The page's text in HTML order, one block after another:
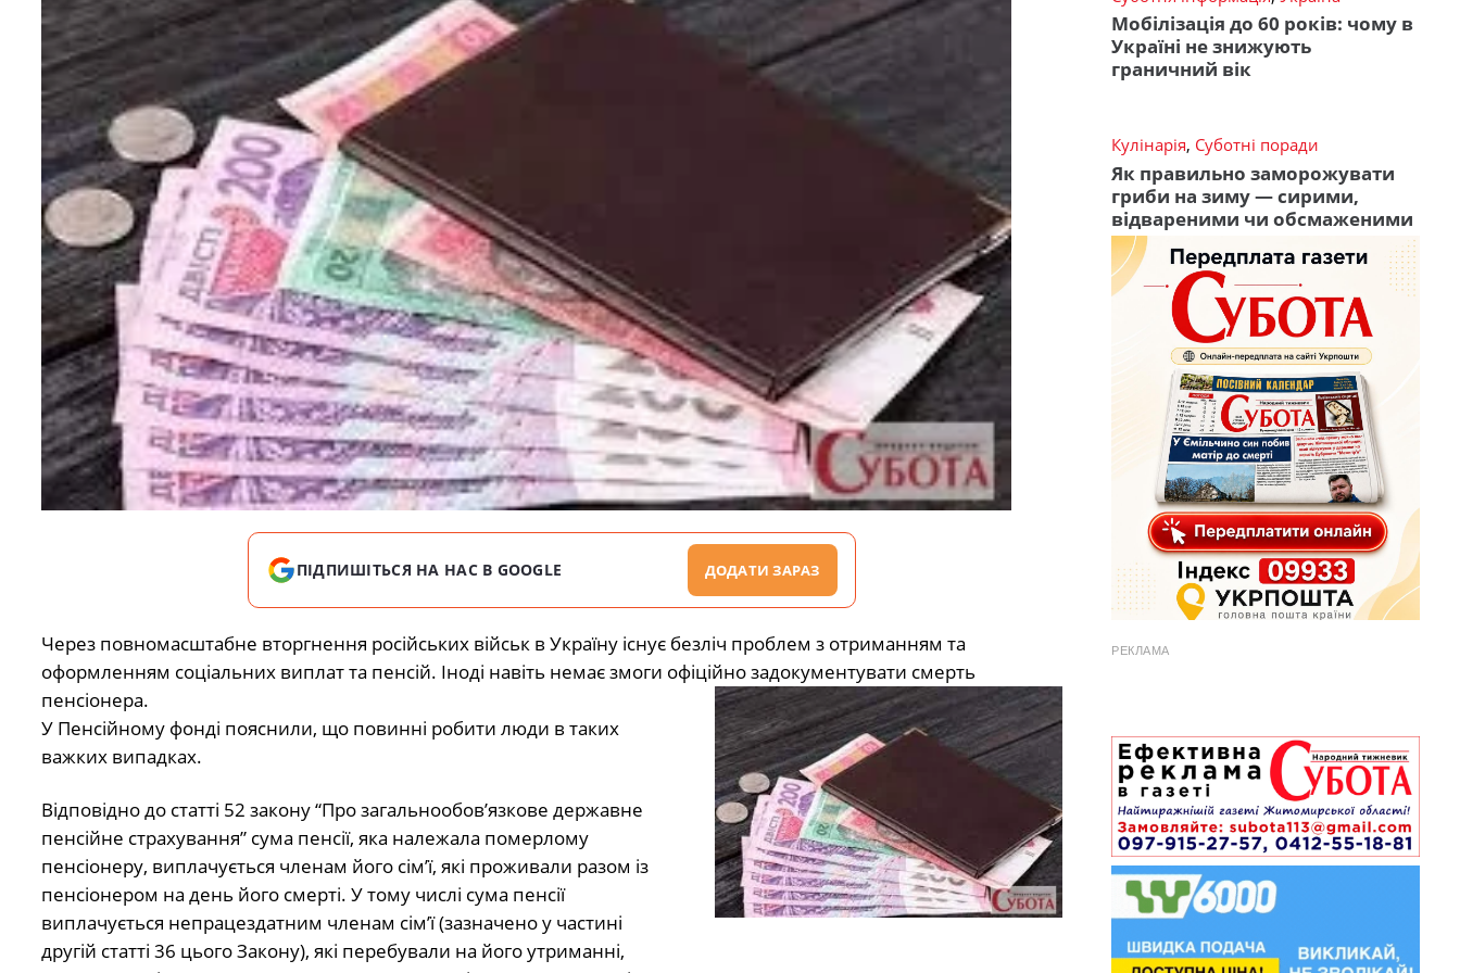
ПІДПИШІТЬСЯ НА НАС В GOOGLE ДОДАТИ ЗАРАЗ
Через повномасштабне вторгнення російських військ в Україну існує безліч проблем з отриманням та
оформленням соціальних виплат та пенсій. Іноді навіть немає змоги офіційно задокументувати смерть
пенсіонера.
У Пенсійному фонді пояснили, що повинні робити люди в таких
важких випадках.
Відповідно до статті 52 закону “Про загальнообов’язкове державне
пенсійне страхування” сума пенсії, яка належала померлому
пенсіонеру, виплачується членам його сім’ї, які проживали разом із
пенсіонером на день його смерті. У тому числі сума пенсії
виплачується непрацездатним членам сім’ї (зазначено у частині
другій статті 36 цього Закону), які перебували на його утриманні,
Мобілізація до 60 років: чому в
Україні не знижують
граничний вік
Кулінарія, Суботні поради
Як правильно заморожувати
гриби на зиму — сирими,
відвареними чи обсмаженими
РЕКЛАМА